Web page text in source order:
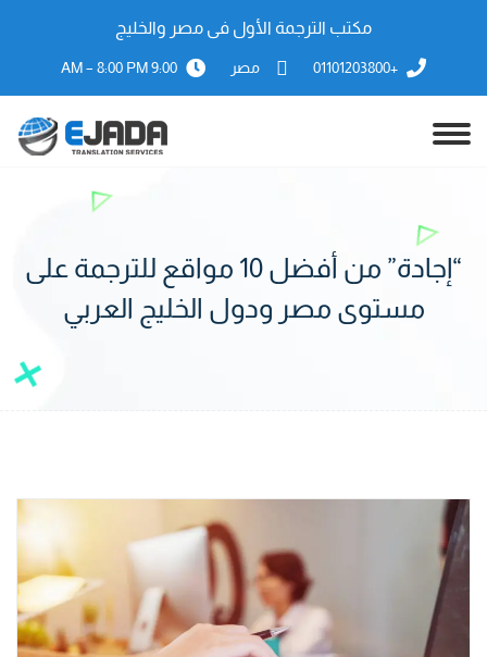
مكتب الترجمة الأول فى مصر والخليج
+01101203800 مصر 9:00 AM – 8:00 PM
“إجادة” من أفضل 10 مواقع للترجمة على
مستوى مصر ودول الخليج العربي